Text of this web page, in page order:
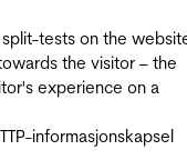
tests on the
the visitor – the
experience on a
informasjonskapsel